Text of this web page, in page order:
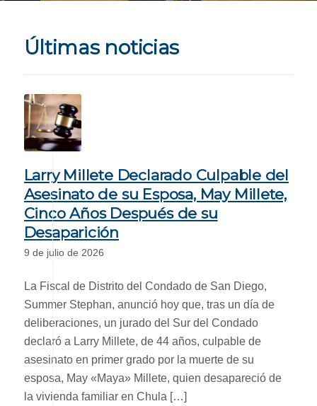
Últimas noticias
Larry Millete Declarado Culpable del
Asesinato de su Esposa, May Millete,
Cinco Años Después de su
Desaparición
9 de julio de 2026
La Fiscal de Distrito del Condado de San Diego,
Summer Stephan, anunció hoy que, tras un día de
deliberaciones, un jurado del Sur del Condado
declaró a Larry Millete, de 44 años, culpable de
asesinato en primer grado por la muerte de su
esposa, May «Maya» Millete, quien desapareció de
la vivienda familiar en Chula […]